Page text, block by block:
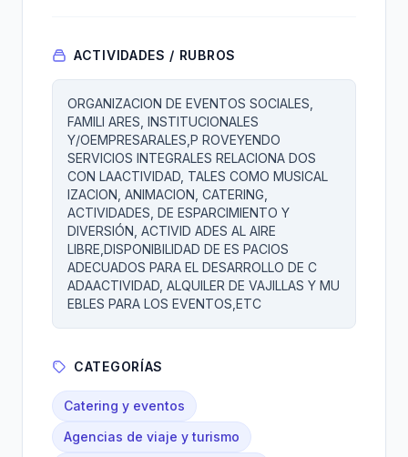
ACTIVIDADES / RUBROS
ORGANIZACION DE EVENTOS SOCIALES,
FAMILI ARES, INSTITUCIONALES
Y/OEMPRESARALES,P ROVEYENDO
SERVICIOS INTEGRALES RELACIONA DOS
CON LAACTIVIDAD, TALES COMO MUSICAL
IZACION, ANIMACION, CATERING,
ACTIVIDADES, DE ESPARCIMIENTO Y
DIVERSIÓN, ACTIVID ADES AL AIRE
LIBRE,DISPONIBILIDAD DE ES PACIOS
ADECUADOS PARA EL DESARROLLO DE C
ADAACTIVIDAD, ALQUILER DE VAJILLAS Y MU
EBLES PARA LOS EVENTOS,ETC
CATEGORÍAS
Catering y eventos
Agencias de viaje y turismo